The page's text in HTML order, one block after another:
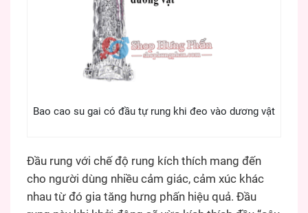
Bao cao su gai có đầu tự rung khi đeo vào dương vật
Đầu rung với chế độ rung kích thích mang đến
cho người dùng nhiều cảm giác, cảm xúc khác
nhau từ đó gia tăng hưng phấn hiệu quả. Đầu